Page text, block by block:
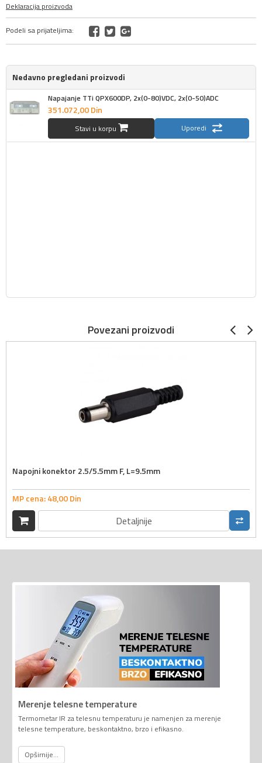
Deklaracija proizvoda
Podeli sa prijateljima:
Nedavno pregledani proizvodi
Napajanje TTi QPX600DP, 2x(0-80)VDC, 2x(0-50)ADC
351.072,00Din
Stavi u korpu Uporedi
Povezani proizvodi
Napojni konektor 2.5/5.5mm F, L=9.5mm
MP cena:48,00Din
Detaljnije
Merenje telesne temperature
Termometar IR za telesnu temperaturu je namenjen za merenje
telesne temperature, beskontaktno, brzo i efikasno.
Opširnije...